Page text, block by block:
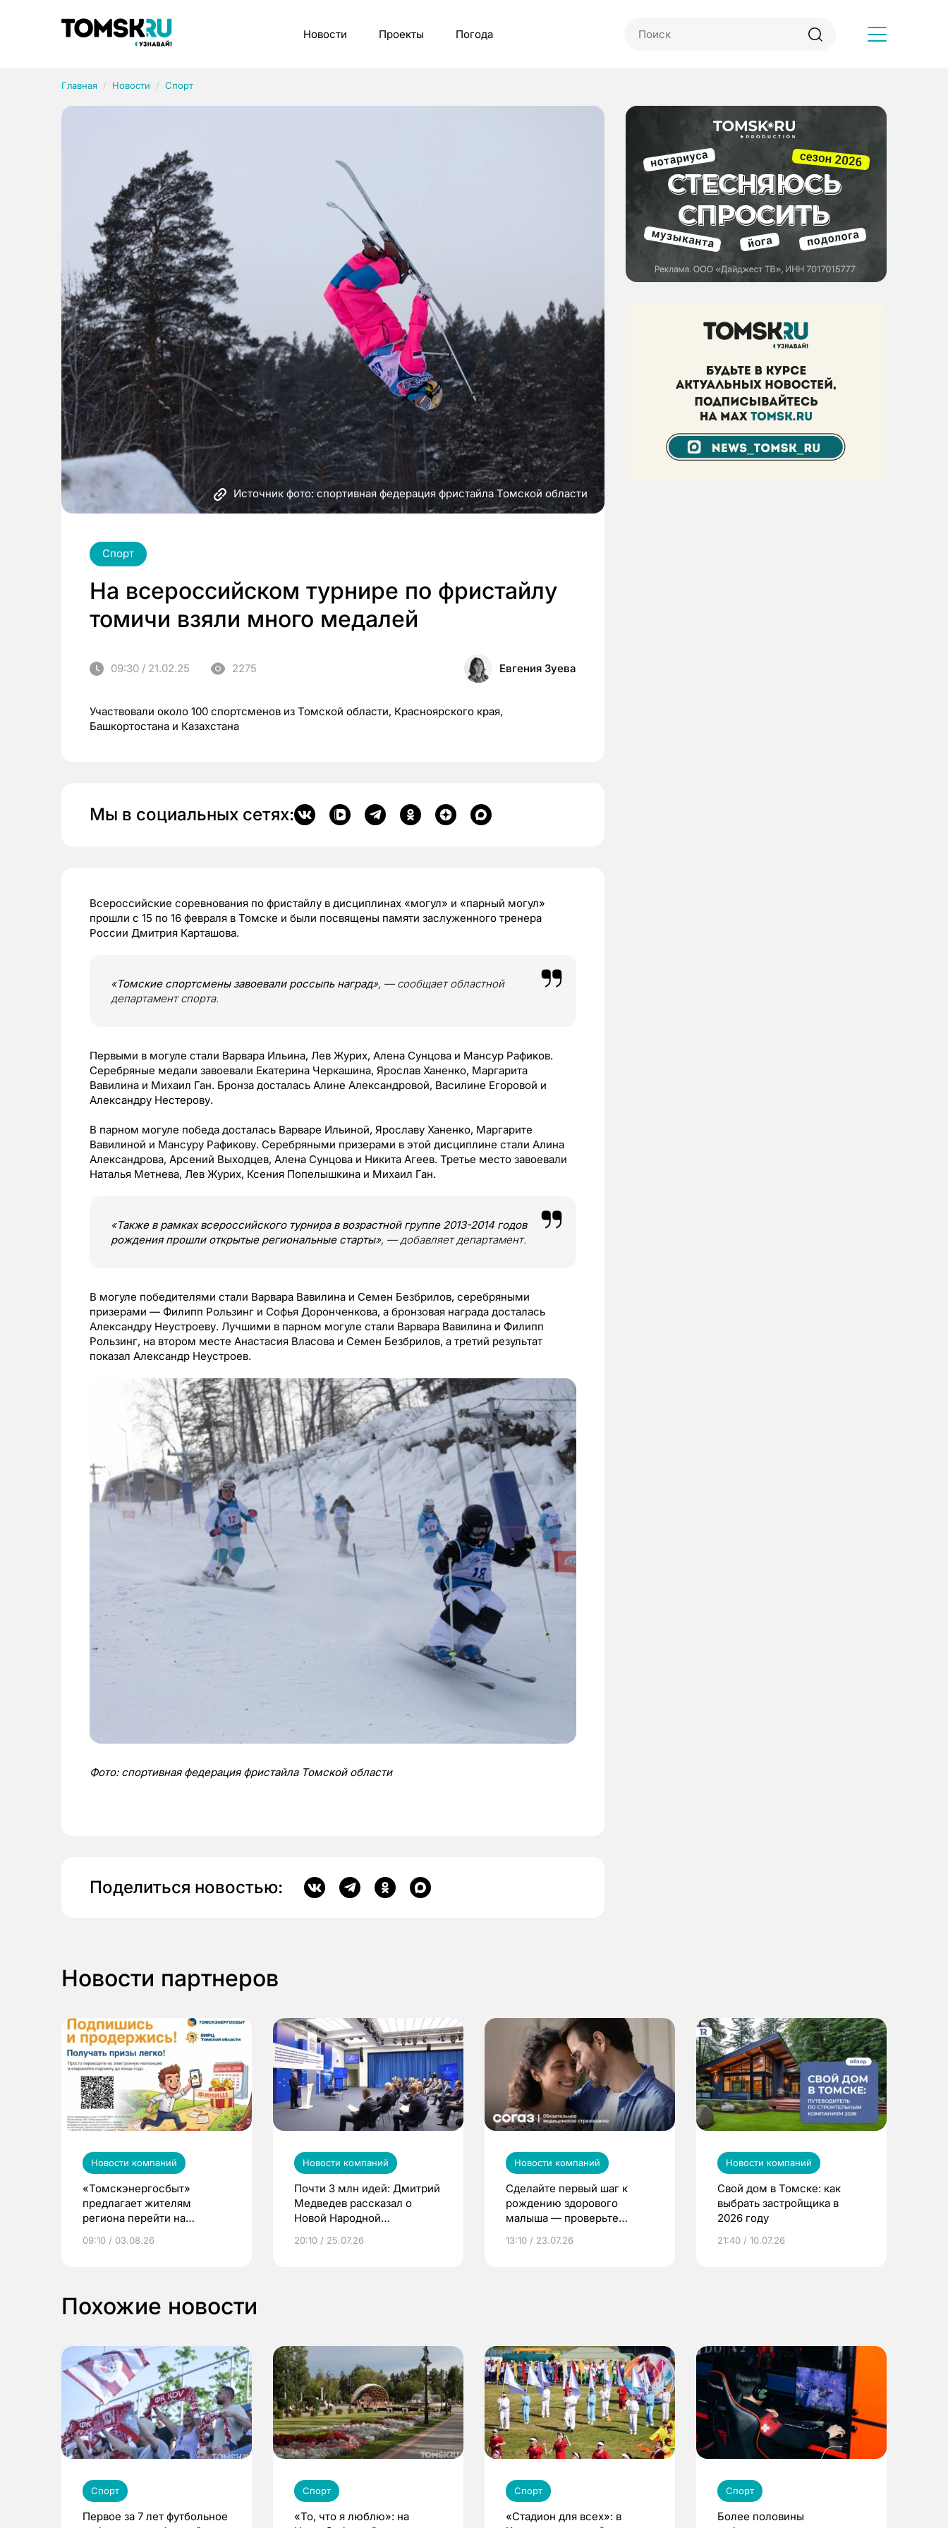
Новости Проекты Погода
Главная Новости Спорт
Источник фото: спортивная федерация фристайла Томской области
Спорт
На всероссийском турнире по фристайлу
томичи взяли много медалей
09:30 / 21.02.25 2275 Евгения Зуева
Участвовали около 100 спортсменов из Томской области, Красноярского края,
Башкортостана и Казахстана
Мы в социальных сетях:
Всероссийские соревнования по фристайлу в дисциплинах «могул» и «парный могул»
прошли с 15 по 16 февраля в Томске и были посвящены памяти заслуженного тренера
России Дмитрия Карташова.
«Томские спортсмены завоевали россыпь наград», — сообщает областной
департамент спорта.
Первыми в могуле стали Варвара Ильина, Лев Журих, Алена Сунцова и Мансур Рафиков.
Серебряные медали завоевали Екатерина Черкашина, Ярослав Ханенко, Маргарита
Вавилина и Михаил Ган. Бронза досталась Алине Александровой, Василине Егоровой и
Александру Нестерову.
В парном могуле победа досталась Варваре Ильиной, Ярославу Ханенко, Маргарите
Вавилиной и Мансуру Рафикову. Серебряными призерами в этой дисциплине стали Алина
Александрова, Арсений Выходцев, Алена Сунцова и Никита Агеев. Третье место завоевали
Наталья Метнева, Лев Журих, Ксения Попелышкина и Михаил Ган.
«Также в рамках всероссийского турнира в возрастной группе 2013-2014 годов
рождения прошли открытые региональные старты», — добавляет департамент.
В могуле победителями стали Варвара Вавилина и Семен Безбрилов, серебряными
призерами — Филипп Рользинг и Софья Доронченкова, а бронзовая награда досталась
Александру Неустроеву. Лучшими в парном могуле стали Варвара Вавилина и Филипп
Рользинг, на втором месте Анастасия Власова и Семен Безбрилов, а третий результат
показал Александр Неустроев.
Фото: спортивная федерация фристайла Томской области
Поделиться новостью:
Новости партнеров
Новости компаний
«Томскэнергосбыт»
предлагает жителям
региона перейти на
выиграть призы
09:10 / 03.08.26
Новости компаний
Почти 3 млн идей: Дмитрий
Медведев рассказал о
Новой Народной
20:10 / 25.07.26
Новости компаний
Сделайте первый шаг к
рождению здорового
малыша — проверьте
по ОМС!
13:10 / 23.07.26
Новости компаний
Свой дом в Томске: как
выбрать застройщика в
2026 году
21:40 / 10.07.26
Похожие новости
Спорт
Первое за 7 лет футбольное
Спорт
«То, что я люблю»: на
Спорт
«Стадион для всех»: в
Спорт
Более половины
Рубрики